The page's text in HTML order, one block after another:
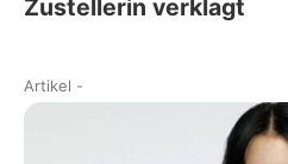
Zustellerin verklagt
Artikel -